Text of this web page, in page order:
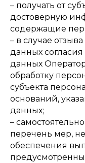
– получать от
достоверную
содержащие
– в случае
данных
данных
обработку
субъекта
оснований,
данных;
–
перечень мер,
обеспечения